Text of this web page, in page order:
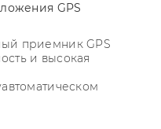
GPS
приемник GPS
и высокая